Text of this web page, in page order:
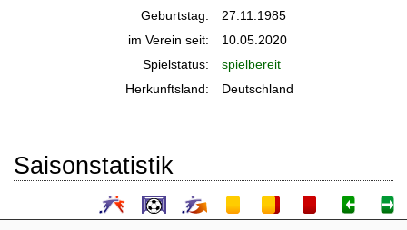
Geburtstag:
27.11.1985
im Verein seit:
10.05.2020
Spielstatus:
spielbereit
Herkunftsland:
Deutschland
Saisonstatistik